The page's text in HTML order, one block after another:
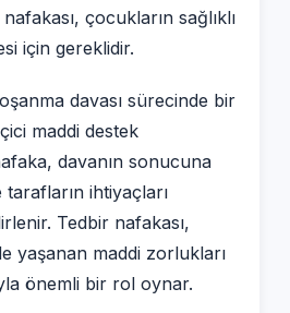
çocukların sağlıklı
için gereklidir.
davası sürecinde bir
maddi destek
davanın sonucuna
ihtiyaçları
Tedbir nafakası,
yaşanan maddi zorlukları
önemli bir rol oynar.